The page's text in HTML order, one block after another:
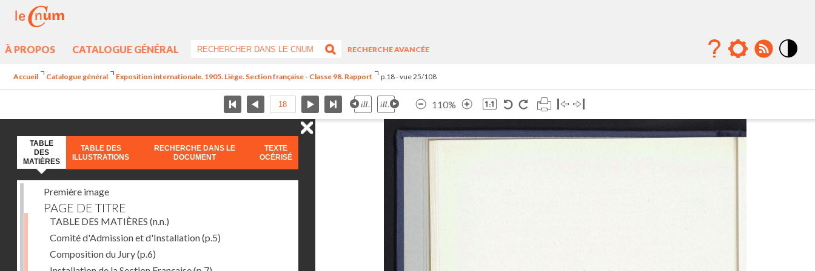
À PROPOS CATALOGUE GÉNÉRAL
RECHERCHE AVANCÉE
Accueil Catalogue général Exposition internationale. 1905. Liège. Section française - Classe 98. Rapport p.18 - vue 25/108
110%
TABLE
DES
MATIÈRES
TABLE DES
ILLUSTRATIONS
RECHERCHE DANS LE
DOCUMENT
TEXTE
OCÉRISÉ
Première image
PAGE DE TITRE
TABLE DES MATIÈRES (n.n.)
Comité d'Admission et d'Installation(p.5)
Composition du Jury(p.6)